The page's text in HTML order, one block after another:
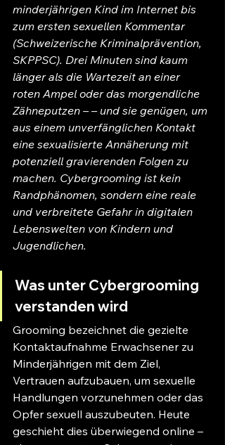
minderjährigen Kind im Internet bis
zum ersten sexuellen Kommentar
(Schweizerische Kriminalprävention,
SKPPSC). Drei Minuten sind kaum
länger als die Wartezeit an einer
roten Ampel oder das morgendliche
Zähneputzen – – und sie genügen, um
aus einem unverfänglichen Kontakt
eine sexualisierte Annäherung mit
potenziell gravierenden Folgen zu
machen. Cybergrooming ist kein
Randphänomen, sondern eine reale
und verbreitete Gefahr in digitalen
Lebenswelten von Kindern und
Jugendlichen.
Was unter Cybergrooming
verstanden wird
Grooming bezeichnet die gezielte
Kontaktaufnahme Erwachsener zu
Minderjährigen mit dem Ziel,
Vertrauen aufzubauen, um sexuelle
Handlungen vorzunehmen oder das
Opfer sexuell auszubeuten. Heute
geschieht dies überwiegend online –